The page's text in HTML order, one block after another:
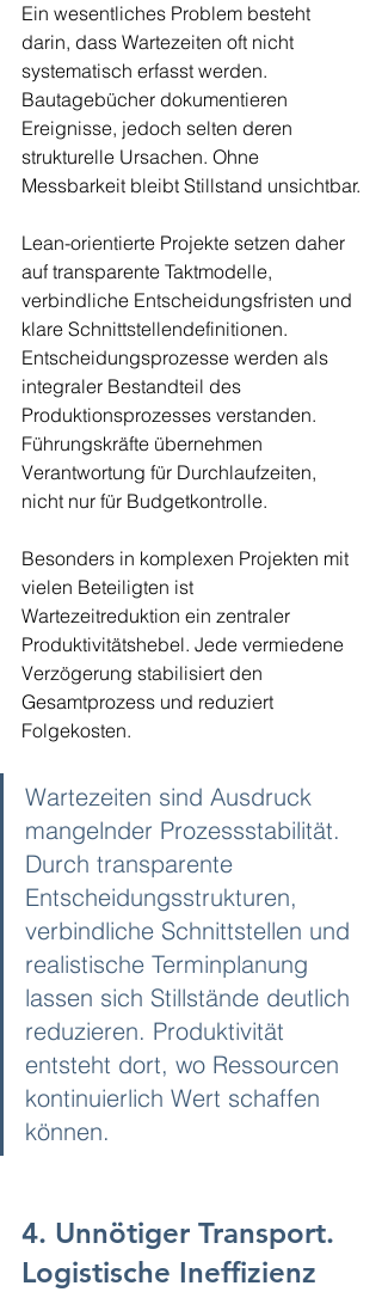
Ein wesentliches Problem besteht
darin, dass Wartezeiten oft nicht
systematisch erfasst werden.
Bautagebücher dokumentieren
Ereignisse, jedoch selten deren
strukturelle Ursachen. Ohne
Messbarkeit bleibt Stillstand unsichtbar.
Lean-orientierte Projekte setzen daher
auf transparente Taktmodelle,
verbindliche Entscheidungsfristen und
klare Schnittstellendefinitionen.
Entscheidungsprozesse werden als
integraler Bestandteil des
Produktionsprozesses verstanden.
Führungskräfte übernehmen
Verantwortung für Durchlaufzeiten,
nicht nur für Budgetkontrolle.
Besonders in komplexen Projekten mit
vielen Beteiligten ist
Wartezeitreduktion ein zentraler
Produktivitätshebel. Jede vermiedene
Verzögerung stabilisiert den
Gesamtprozess und reduziert
Folgekosten.
Wartezeiten sind Ausdruck
mangelnder Prozessstabilität.
Durch transparente
Entscheidungsstrukturen,
verbindliche Schnittstellen und
realistische Terminplanung
lassen sich Stillstände deutlich
reduzieren. Produktivität
entsteht dort, wo Ressourcen
kontinuierlich Wert schaffen
können.
4. Unnötiger Transport.
Logistische Ineffizienz